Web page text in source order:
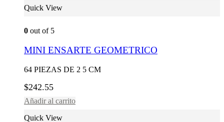
Quick View
0 out of 5
MINI ENSARTE GEOMETRICO
64 PIEZAS DE 2 5 CM
$242.55
Añadir al carrito
Quick View